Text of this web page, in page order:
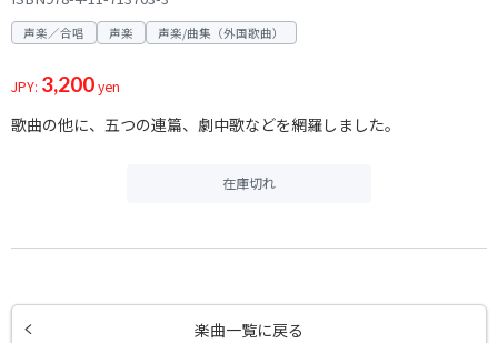
声楽／合唱 声楽 声楽/曲集（外国歌曲）
JPY: 3,200yen
歌曲の他に、五つの連篇、劇中歌などを網羅しました。
在庫切れ
楽曲一覧に戻る